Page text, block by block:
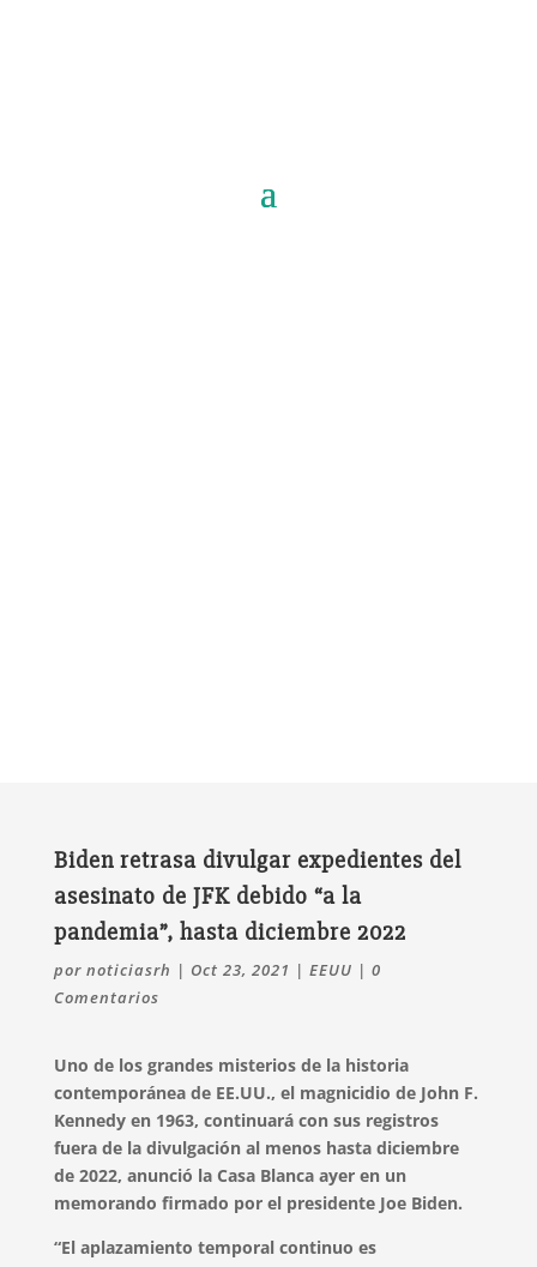
Biden retrasa divulgar expedientes del
asesinato de JFK debido “a la
pandemia”, hasta diciembre 2022
por noticiasrh | Oct 23, 2021 | EEUU | 0
Comentarios
Uno de los grandes misterios de la historia
contemporánea de EE.UU., el magnicidio de John F.
Kennedy en 1963, continuará con sus registros
fuera de la divulgación al menos hasta diciembre
de 2022, anunció la Casa Blanca ayer en un
memorando firmado por el presidente Joe Biden.
“El aplazamiento temporal continuo es